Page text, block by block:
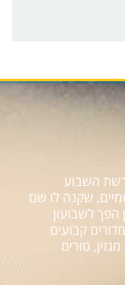
פרשת השבוע
שקנה לו שם
לשבועון
קבועים
טורים